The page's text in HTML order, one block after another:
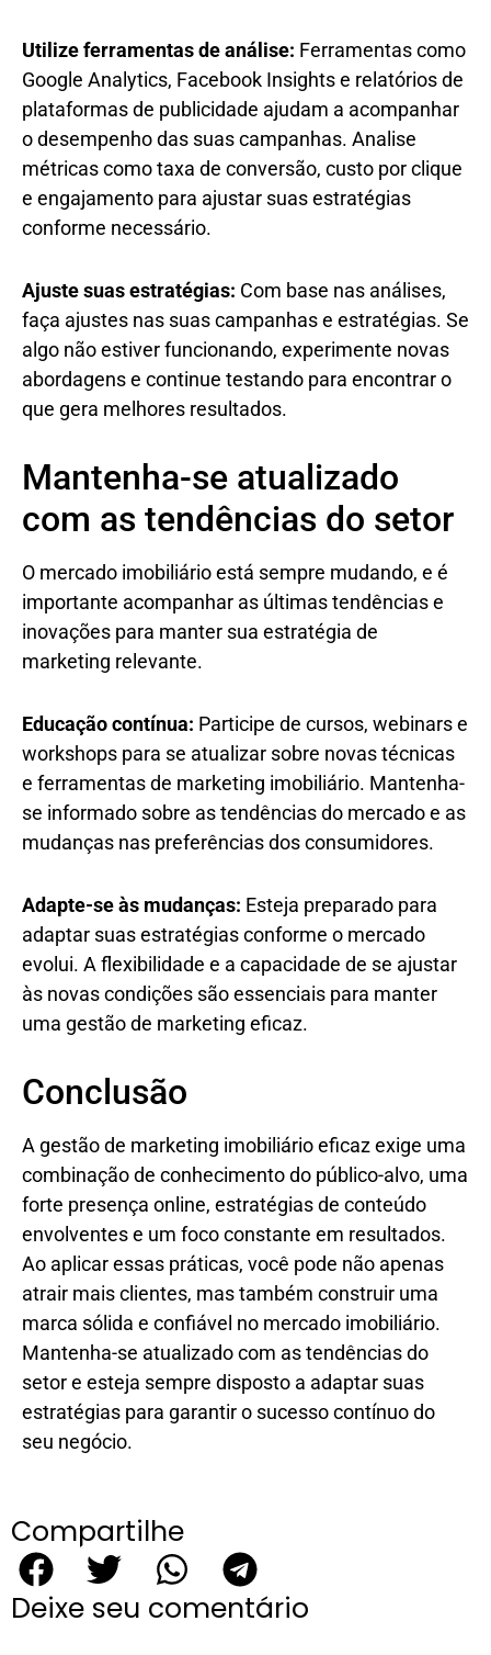
Utilize ferramentas de análise: Ferramentas como
Google Analytics, Facebook Insights e relatórios de
plataformas de publicidade ajudam a acompanhar
o desempenho das suas campanhas. Analise
métricas como taxa de conversão, custo por clique
e engajamento para ajustar suas estratégias
conforme necessário.
Ajuste suas estratégias: Com base nas análises,
faça ajustes nas suas campanhas e estratégias. Se
algo não estiver funcionando, experimente novas
abordagens e continue testando para encontrar o
que gera melhores resultados.
Mantenha-se atualizado
com as tendências do setor
O mercado imobiliário está sempre mudando, e é
importante acompanhar as últimas tendências e
inovações para manter sua estratégia de
marketing relevante.
Educação contínua: Participe de cursos, webinars e
workshops para se atualizar sobre novas técnicas
e ferramentas de marketing imobiliário. Mantenha-
se informado sobre as tendências do mercado e as
mudanças nas preferências dos consumidores.
Adapte-se às mudanças: Esteja preparado para
adaptar suas estratégias conforme o mercado
evolui. A flexibilidade e a capacidade de se ajustar
às novas condições são essenciais para manter
uma gestão de marketing eficaz.
Conclusão
A gestão de marketing imobiliário eficaz exige uma
combinação de conhecimento do público-alvo, uma
forte presença online, estratégias de conteúdo
envolventes e um foco constante em resultados.
Ao aplicar essas práticas, você pode não apenas
atrair mais clientes, mas também construir uma
marca sólida e confiável no mercado imobiliário.
Mantenha-se atualizado com as tendências do
setor e esteja sempre disposto a adaptar suas
estratégias para garantir o sucesso contínuo do
seu negócio.
Compartilhe
Deixe seu comentário